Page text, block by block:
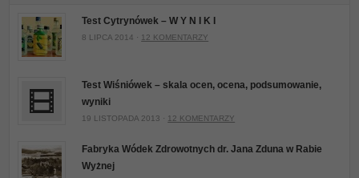
Test Cytrynówek – W Y N I K I
8 LIPCA 2014 · 12 KOMENTARZY
Test Wiśniówek – skala ocen, ocena, podsumowanie,
wyniki
19 LISTOPADA 2013 · 12 KOMENTARZY
Fabryka Wódek Zdrowotnych dr. Jana Zduna w Rabie
Wyżnej